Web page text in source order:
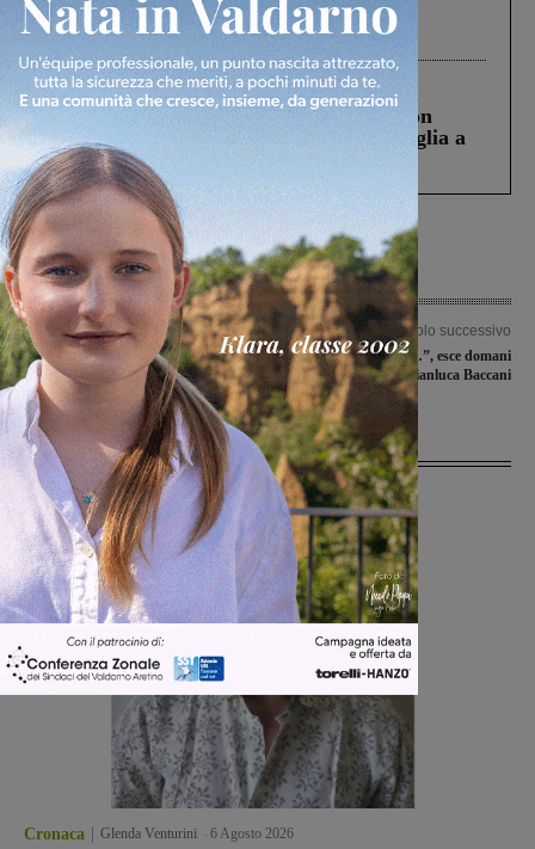
Gianni, Giulia e Franco. Lo schianto, il
processo, lo stop ai sorpassi fra tir....
Cronaca 3 Agosto 2026
Scomparso da una struttura di Castiglion
Fiorentino l’uomo che aveva ucciso la figlia a
Levane nel 2020
Articolo precedente
Nuotatori master valdarnesi a
Piombino per i campionati italiani
Articolo successivo
“ChatGPT ha detto…”, esce domani
il libro di Gianluca Baccani
Ultime Notizie
Cronaca Glenda Venturini 6 Agosto 2026